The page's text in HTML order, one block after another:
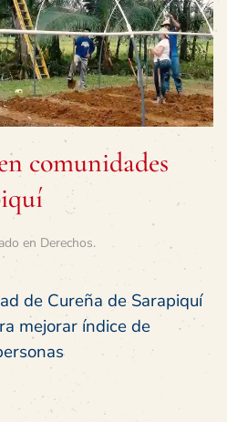
comunidades
en Derechos.
de Cureña de Sarapiquí
mejorar índice de